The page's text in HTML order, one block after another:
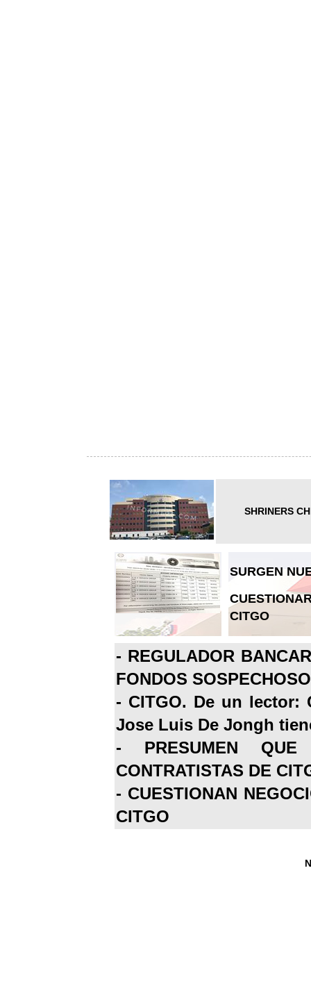
SHRINERS
SURGEN
CITGO
- REGULADOR
FONDOS
- CITGO. De un lector:
Jose Luis De Jongh
- PRESUMEN
CONTRATISTAS DE
- CUESTIONAN
CITGO